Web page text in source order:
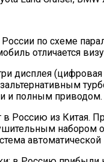
по схеме
отличается
дисплея
и полным приводом.
в Россию из Китая.
набором